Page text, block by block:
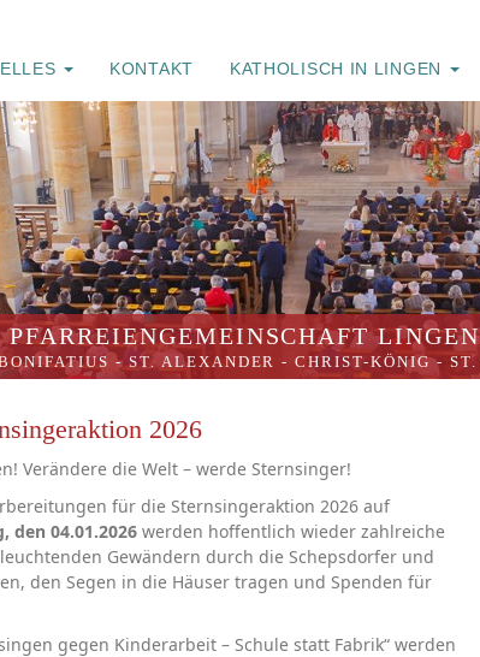
KONTAKT KATHOLISCH IN LINGEN
PFARREIENGEMEINSCHAFT
- ST. ALEXANDER -CHRIST-KÖNIG-
2026
Verändere die Welt – werde Sternsinger!
für die Sternsingeraktion 2026 auf
den 04.01.2026 werden hoffentlich wieder zahlreiche
Gewändern durch die Schepsdorfer und
den Segen in die Häuser tragen und Spenden für
gegen Kinderarbeit – Schule statt Fabrik“ werden